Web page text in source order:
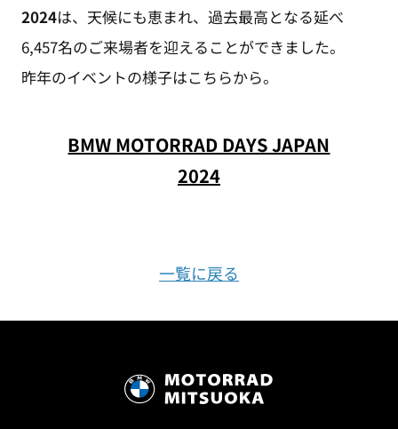
2024は、天候にも恵まれ、過去最高となる延べ
6,457名のご来場者を迎えることができました。
昨年のイベントの様子はこちらから。
BMW MOTORRAD DAYS JAPAN
2024
一覧に戻る